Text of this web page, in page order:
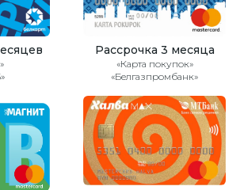
Рассрочка 3 месяца
«Карта покупок»
«Белгазпромбанк»